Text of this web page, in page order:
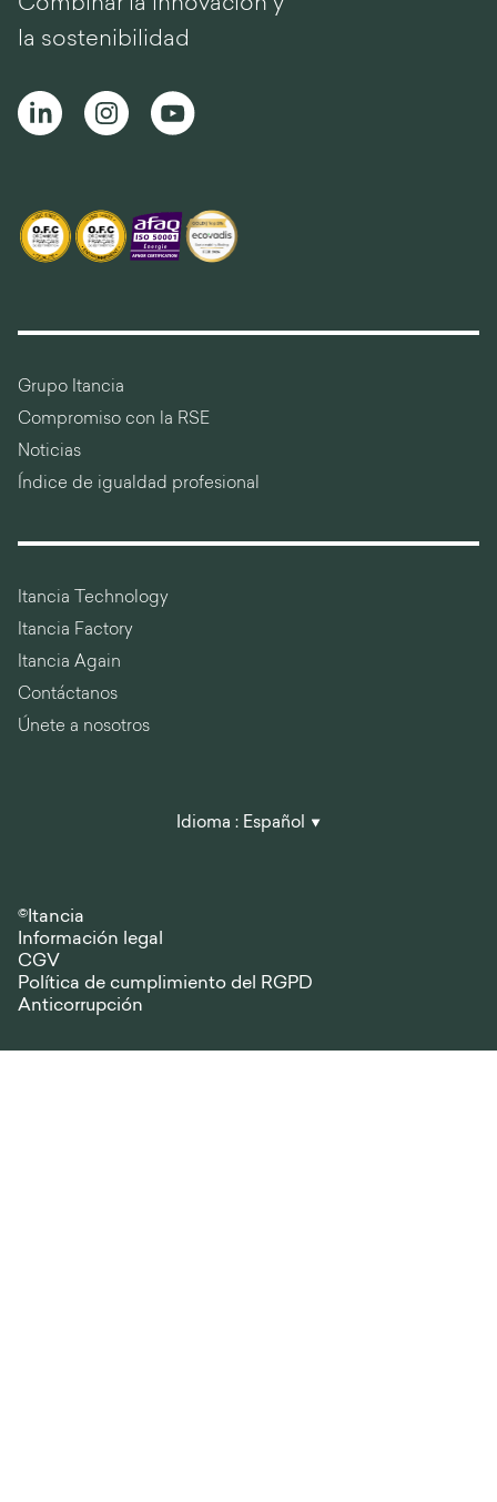
Combinar la innovación y
la sostenibilidad
Grupo Itancia
Compromiso con la RSE
Noticias
Índice de igualdad profesional
Itancia Technology
Itancia Factory
Itancia Again
Contáctanos
Únete a nosotros
Idioma : Español
©Itancia
Información legal
CGV
Política de cumplimiento del RGPD
Anticorrupción